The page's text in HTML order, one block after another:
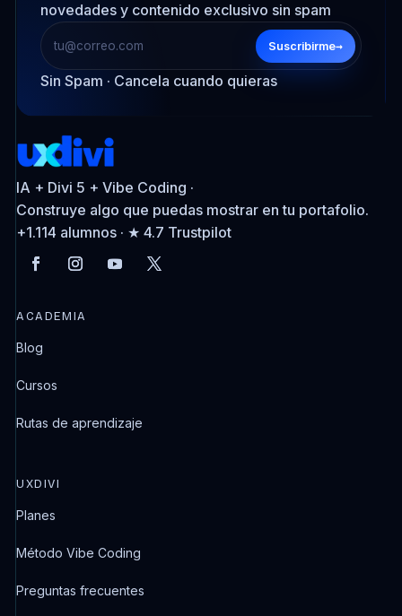
novedades y contenido exclusivo sin spam
Suscribirme→
Sin Spam · Cancela cuando quieras
IA + Divi 5 + Vibe Coding ·
Construye algo que puedas mostrar en tu portafolio.
+1.114 alumnos · ★ 4.7 Trustpilot
ACADEMIA
Blog
Cursos
Rutas de aprendizaje
UXDIVI
Planes
Método Vibe Coding
Preguntas frecuentes